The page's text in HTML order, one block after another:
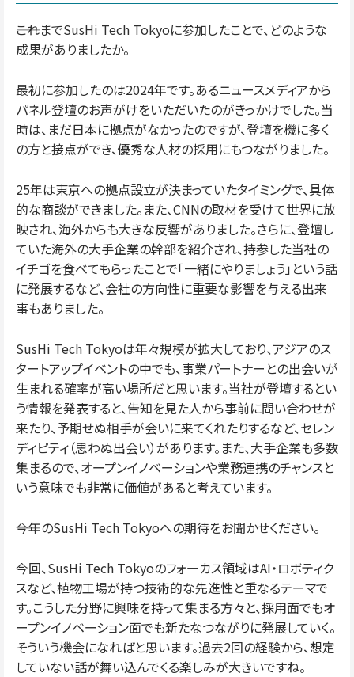
――これまでSusHi Tech Tokyoに参加したことで、どのような
成果がありましたか。
最初に参加したのは2024年です。あるニュースメディアから
パネル登壇のお声がけをいただいたのがきっかけでした。当
時は、まだ日本に拠点がなかったのですが、登壇を機に多く
の方と接点ができ、優秀な人材の採用にもつながりました。
25年は東京への拠点設立が決まっていたタイミングで、具体
的な商談ができました。また、CNNの取材を受けて世界に放
映され、海外からも大きな反響がありました。さらに、登壇し
ていた海外の大手企業の幹部を紹介され、持参した当社の
イチゴを食べてもらったことで「一緒にやりましょう」という話
に発展するなど、会社の方向性に重要な影響を与える出来
事もありました。
SusHi Tech Tokyoは年々規模が拡大しており、アジアのス
タートアップイベントの中でも、事業パートナーとの出会いが
生まれる確率が高い場所だと思います。当社が登壇するとい
う情報を発表すると、告知を見た人から事前に問い合わせが
来たり、予期せぬ相手が会いに来てくれたりするなど、セレン
ディピティ（思わぬ出会い）があります。また、大手企業も多数
集まるので、オープンイノベーションや業務連携のチャンスと
いう意味でも非常に価値があると考えています。
――今年のSusHi Tech Tokyoへの期待をお聞かせください。
今回、SusHi Tech Tokyoのフォーカス領域はAI・ロボティク
スなど、植物工場が持つ技術的な先進性と重なるテーマで
す。こうした分野に興味を持って集まる方々と、採用面でもオ
ープンイノベーション面でも新たなつながりに発展していく。
そういう機会になればと思います。過去2回の経験から、想定
していない話が舞い込んでくる楽しみが大きいですね。